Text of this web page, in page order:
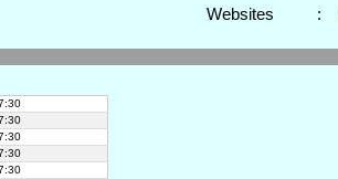
Websites :